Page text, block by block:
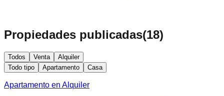
Propiedades publicadas(18)
Todos Venta
Alquiler
Todo tipo
Apartamento Casa
Apartamento en Alquiler